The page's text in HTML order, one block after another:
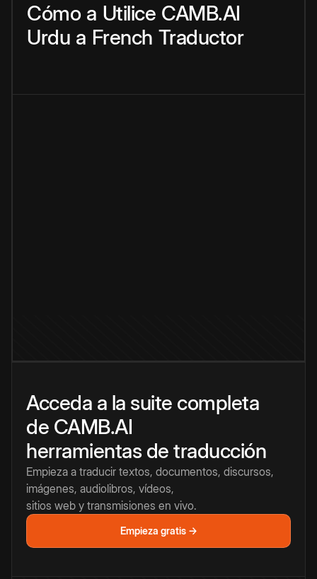
Cómo a Utilice CAMB.AI
Urdu a French Traductor
Acceda a la suite completa
de CAMB.AI
herramientas de traducción
Empieza a traducir textos, documentos, discursos,
imágenes, audiolibros, vídeos,
sitios web y transmisiones en vivo.
Empieza gratis →